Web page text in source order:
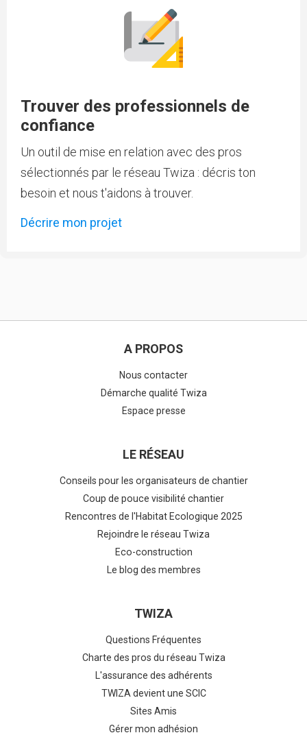
Trouver des professionnels de
confiance
Un outil de mise en relation avec des pros
sélectionnés par le réseau Twiza : décris ton
besoin et nous t'aidons à trouver.
Décrire mon projet
A PROPOS
Nous contacter
Démarche qualité Twiza
Espace presse
LE RÉSEAU
Conseils pour les organisateurs de chantier
Coup de pouce visibilité chantier
Rencontres de l'Habitat Ecologique 2025
Rejoindre le réseau Twiza
Eco-construction
Le blog des membres
TWIZA
Questions Fréquentes
Charte des pros du réseau Twiza
L'assurance des adhérents
TWIZA devient une SCIC
Sites Amis
Gérer mon adhésion